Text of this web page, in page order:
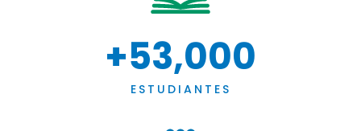
+53,000
ESTUDIANTES